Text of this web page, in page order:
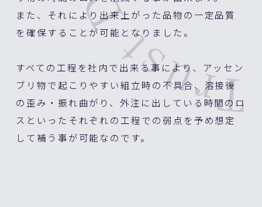
また、それにより出来上がった品物の一定品質
を確保することが可能となりました。
すべての工程を社内で出来る事により、アッセン
ブリ物で起こりやすい組立時の不具合、溶接後
の歪み・振れ曲がり、外注に出している時間のロ
スといったそれぞれの工程での弱点を予め想定
して補う事が可能なのです。